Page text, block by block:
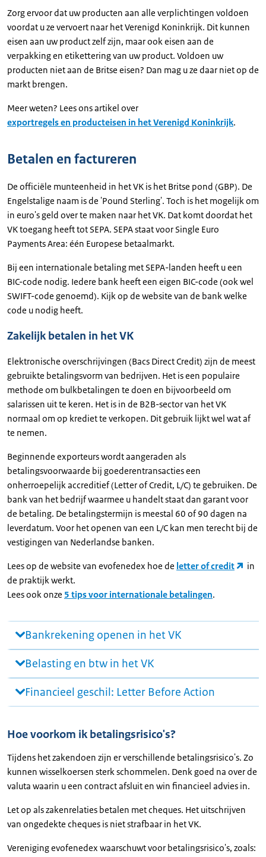
Zorg ervoor dat uw producten aan alle verplichtingen voldoen
voordat u ze vervoert naar het Verenigd Koninkrijk. Dit kunnen
eisen aan uw product zelf zijn, maar ook eisen aan de
verpakking en etikettering van uw product. Voldoen uw
producten niet aan de Britse eisen? Dan mag u ze daar niet op de
markt brengen.
Meer weten? Lees ons artikel over
exportregels en producteisen in het Verenigd Koninkrijk.
Betalen en factureren
De officiële munteenheid in het VK is het Britse pond (GBP). De
Engelstalige naam is de 'Pound Sterling'. Toch is het mogelijk om
in euro's geld over te maken naar het VK. Dat komt doordat het
VK toegang heeft tot SEPA. SEPA staat voor Single Euro
Payments Area: één Europese betaalmarkt.
Bij een internationale betaling met SEPA-landen heeft u een
BIC-code nodig. Iedere bank heeft een eigen BIC-code (ook wel
SWIFT-code genoemd). Kijk op de website van de bank welke
code u nodig heeft.
Zakelijk betalen in het VK
Elektronische overschrijvingen (Bacs Direct Credit) zijn de meest
gebruikte betalingsvorm van bedrijven. Het is een populaire
methode om bulkbetalingen te doen en bijvoorbeeld om
salarissen uit te keren. Het is in de B2B-sector van het VK
normaal om op krediet te verkopen. Dit gebruik lijkt wel wat af
te nemen.
Beginnende exporteurs wordt aangeraden als
betalingsvoorwaarde bij goederentransacties een
onherroepelijk accreditief (Letter of Credit, L/C) te gebruiken. De
bank van het bedrijf waarmee u handelt staat dan garant voor
de betaling. De betalingstermijn is meestal 60 of 90 dagen na
leverdatum. Voor het openen van een L/C kan men terecht bij de
vestigingen van Nederlandse banken.
Lees op de website van evofenedex hoe de letter of credit
in
de praktijk werkt.
Lees ook onze 5 tips voor internationale betalingen.
Bankrekening openen in het VK
Belasting en btw in het VK
Financieel geschil: Letter Before Action
Hoe voorkom ik betalingsrisico's?
Tijdens het zakendoen zijn er verschillende betalingsrisico's. Zo
kunnen wisselkoersen sterk schommelen. Denk goed na over de
valuta waarin u een contract afsluit en win financieel advies in.
Let op als zakenrelaties betalen met cheques. Het uitschrijven
van ongedekte cheques is niet strafbaar in het VK.
Vereniging evofenedex waarschuwt voor betalingsrisico's, zoals: